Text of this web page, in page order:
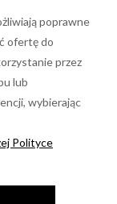
poprawne
ofertę do
przez
lub
wybierając
Polityce